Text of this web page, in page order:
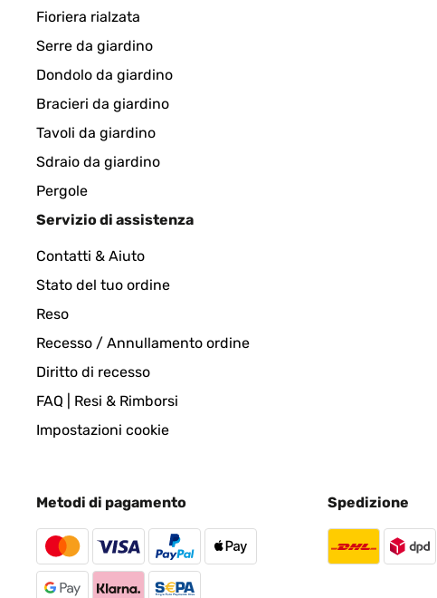
Quadratischer Bilderrahmen Nach einiger Zeit der
Aufhängen. Schnelle Lieferung, gute Qualität
Amazon-Benutzer
VALUTAZIONE VERIFICATA
Bildramen Das Produkt ist gut , und hat schon sein
Amazon-Benutzer
Amazon-Benutzer
VALUTAZIONE VERIFICATA
Fioriera rialzata
Serre da giardino
Dondolo da giardino
Bracieri da giardino
Tavoli da giardino
Sdraio da giardino
Pergole
Servizio di assistenza
Contatti & Aiuto
Stato del tuo ordine
Reso
Recesso / Annullamento ordine
Diritto di recesso
FAQ | Resi & Rimborsi
Impostazioni cookie
Metodi di pagamento Spedizione